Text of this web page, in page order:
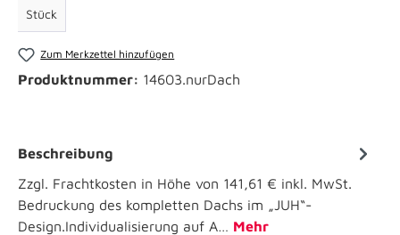
Stück
Zum Merkzettel hinzufügen
Produktnummer: 14603.nurDach
Beschreibung
Zzgl. Frachtkosten in Höhe von 141,61 € inkl. MwSt.
Bedruckung des kompletten Dachs im „JUH“-
Design.Individualisierung auf A… Mehr